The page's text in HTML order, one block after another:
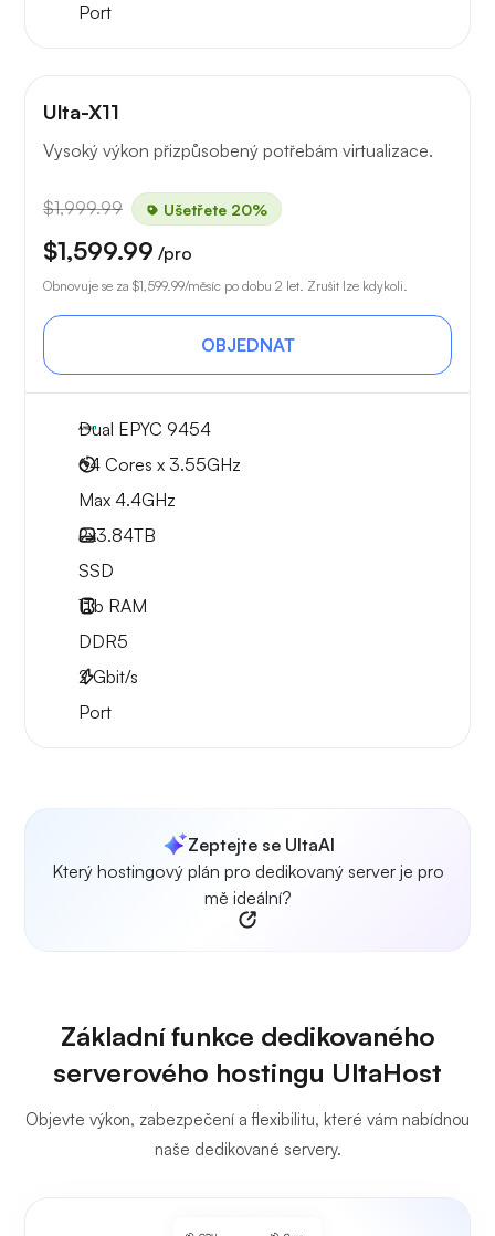
Port
Ulta-X11
Vysoký výkon přizpůsobený potřebám virtualizace.
$1,999.99 Ušetřete 20%
$1,599.99 /pro
Obnovuje se za $1,599.99/měsíc po dobu 2 let. Zrušit lze kdykoli.
OBJEDNAT
Dual EPYC 9454
64 Cores x 3.55GHz
Max 4.4GHz
2x3.84TB
SSD
1Tb RAM
DDR5
2Gbit/s
Port
Zeptejte se UltaAI
Který hostingový plán pro dedikovaný server je pro
mě ideální?
Základní funkce dedikovaného
serverového hostingu UltaHost
Objevte výkon, zabezpečení a flexibilitu, které vám nabídnou
naše dedikované servery.